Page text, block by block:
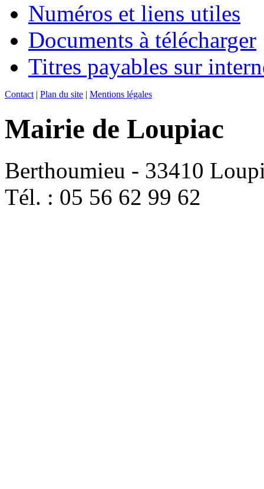
Numéros et liens utiles
Documents à télécharger
Titres payables sur
Contact | Plan du site | Mentions légales
Mairie de Loupiac
Berthoumieu - 33410
Tél. : 05 56 62 99 62